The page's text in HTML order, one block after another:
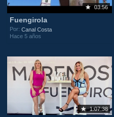
03:56
Fuengirola
Por:Canal Costa
Hace 5 años
1:07:38